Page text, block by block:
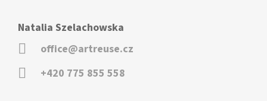
Natalia Szelachowska
office@artreuse.cz
+420 775 855 558